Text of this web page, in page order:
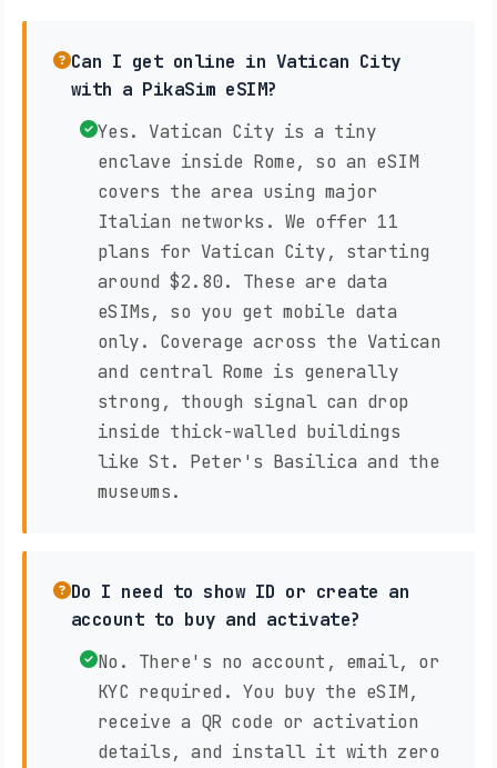
Can I get online in Vatican City
with a PikaSim eSIM?
Yes. Vatican City is a tiny
enclave inside Rome, so an eSIM
covers the area using major
Italian networks. We offer 11
plans for Vatican City, starting
around $2.80. These are data
eSIMs, so you get mobile data
only. Coverage across the Vatican
and central Rome is generally
strong, though signal can drop
inside thick-walled buildings
like St. Peter's Basilica and the
museums.
Do I need to show ID or create an
account to buy and activate?
No. There's no account, email, or
KYC required. You buy the eSIM,
receive a QR code or activation
details, and install it with zero